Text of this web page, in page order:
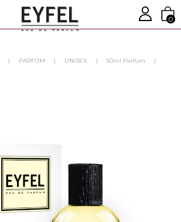
0
PARFÜM UNISEX 50ml Parfüm